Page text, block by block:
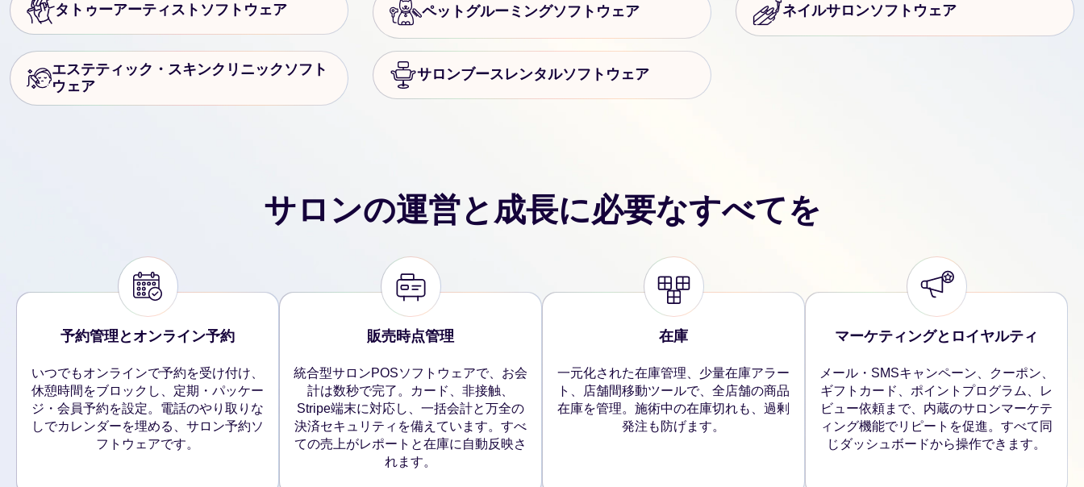
タトゥーアーティストソフトウェア ペットグルーミングソフトウェア ネイルサロンソフトウェア
エステティック・スキンクリニックソフト
ウェア
サロンブースレンタルソフトウェア
サロンの運営と成長に必要なすべてを
予約管理とオンライン予約
いつでもオンラインで予約を受け付け、
休憩時間をブロックし、定期・パッケー
ジ・会員予約を設定。電話のやり取りな
しでカレンダーを埋める、サロン予約ソ
フトウェアです。
販売時点管理
統合型サロンPOSソフトウェアで、お会
計は数秒で完了。カード、非接触、
Stripe端末に対応し、一括会計と万全の
決済セキュリティを備えています。すべ
ての売上がレポートと在庫に自動反映さ
れます。
在庫
一元化された在庫管理、少量在庫アラー
ト、店舗間移動ツールで、全店舗の商品
在庫を管理。施術中の在庫切れも、過剰
発注も防げます。
マーケティングとロイヤルティ
メール・SMSキャンペーン、クーポン、
ギフトカード、ポイントプログラム、レ
ビュー依頼まで、内蔵のサロンマーケテ
ィング機能でリピートを促進。すべて同
じダッシュボードから操作できます。